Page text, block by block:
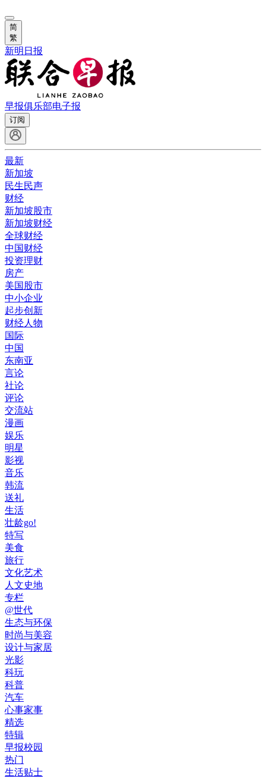
简
繁
新明日报
早报俱乐部电子报
订阅
最新
新加坡
民生民声
财经
新加坡股市
新加坡财经
全球财经
中国财经
投资理财
房产
美国股市
中小企业
起步创新
财经人物
国际
中国
东南亚
言论
社论
评论
交流站
漫画
娱乐
明星
影视
音乐
韩流
送礼
生活
壮龄go!
特写
美食
旅行
文化艺术
人文史地
专栏
@世代
生态与环保
时尚与美容
设计与家居
光影
科玩
科普
汽车
心事家事
精选
特辑
早报校园
热门
生活贴士